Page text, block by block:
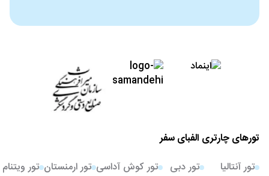
تورهای چارتری الفبای سفر
تور آنتالیا
تور دبی
تور کوش آداسی تور ارمنستان تور ویتنام